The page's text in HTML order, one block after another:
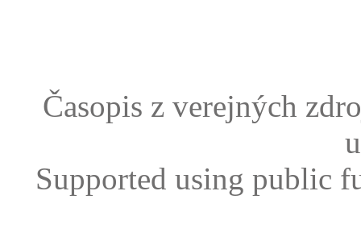
Časopis z verejných
Supported using public